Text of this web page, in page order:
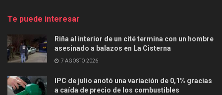
Te puede interesar
Riña al interior de un cité termina con un hombre
asesinado a balazos en La Cisterna
7 AGOSTO 2026
IPC de julio anotó una variación de 0,1% gracias
a caída de precio de los combustibles